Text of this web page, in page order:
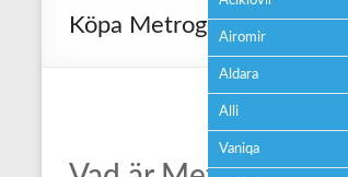
Airomir
Aldara
Alli
Vaniqa
Köpa Metrogel receptfritt